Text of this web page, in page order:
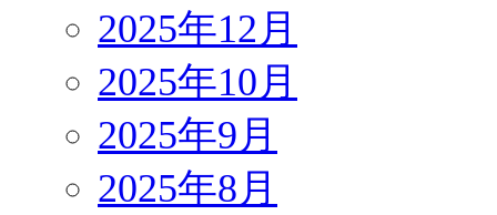
2025年12月
2025年10月
2025年9月
2025年8月